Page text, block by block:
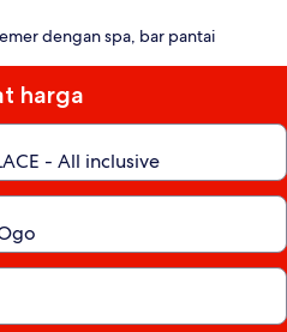
dengan spa, bar pantai
harga